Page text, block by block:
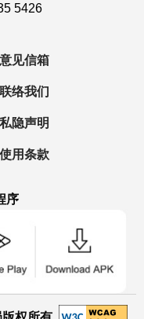
5426
意见信箱
联络我们
私隐声明
使用条款
序